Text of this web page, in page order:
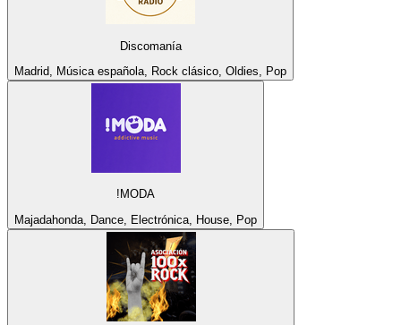
Discomanía
Madrid, Música española, Rock clásico, Oldies, Pop
!MODA
Majadahonda, Dance, Electrónica, House, Pop